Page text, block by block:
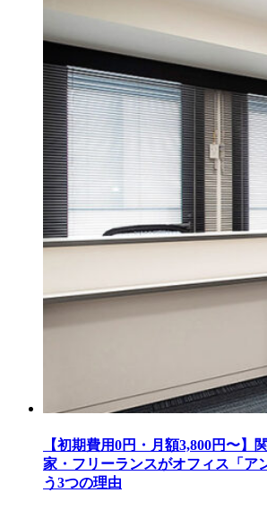
【初期費用0円・月額3,800円〜】
家・フリーランスがオフィス「ア
う3つの理由